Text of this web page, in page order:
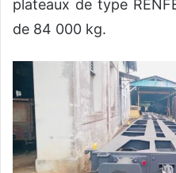
e
plateaux de type
de 84 000 kg.